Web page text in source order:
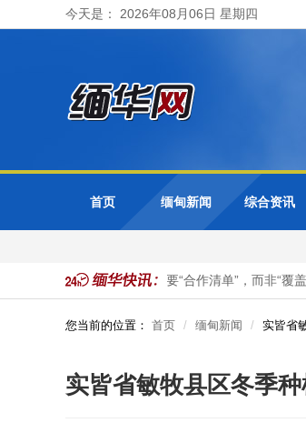
今天是： 2026年08月06日 星期四
首页 缅甸新闻 综合资讯
钟声：中美经贸需要“合作清单”，而非“覆盖
您当前的位置： 首页 缅甸新闻 实皆省
实皆省敏牧县区冬季